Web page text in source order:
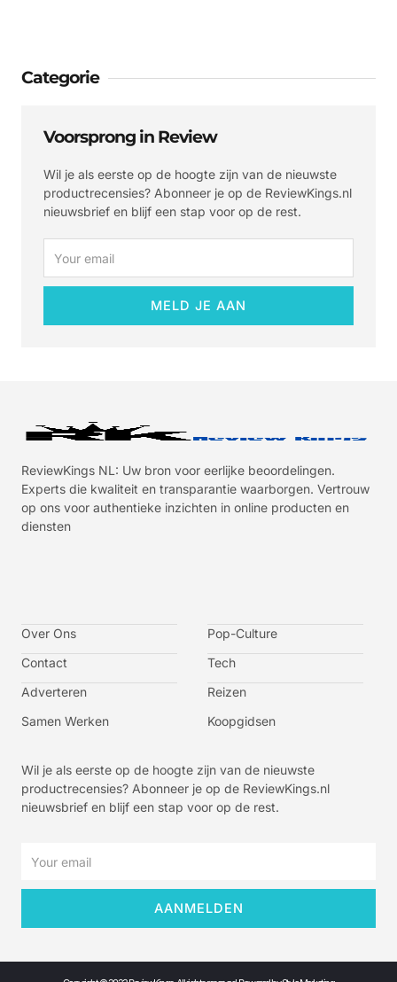
Categorie
Voorsprong in Review
Wil je als eerste op de hoogte zijn van de nieuwste
productrecensies? Abonneer je op de ReviewKings.nl
nieuwsbrief en blijf een stap voor op de rest.
MELD JE AAN
ReviewKings NL: Uw bron voor eerlijke beoordelingen.
Experts die kwaliteit en transparantie waarborgen. Vertrouw
op ons voor authentieke inzichten in online producten en
diensten
-
f
c
e
o
o
-
t
i
t
e
r
-
s
g
r
m
-
-
u
b
Over Ons
Contact
Adverteren
Samen Werken
Pop-Culture
Tech
Reizen
Koopgidsen
Wil je als eerste op de hoogte zijn van de nieuwste
productrecensies? Abonneer je op de ReviewKings.nl
nieuwsbrief en blijf een stap voor op de rest.
AANMELDEN